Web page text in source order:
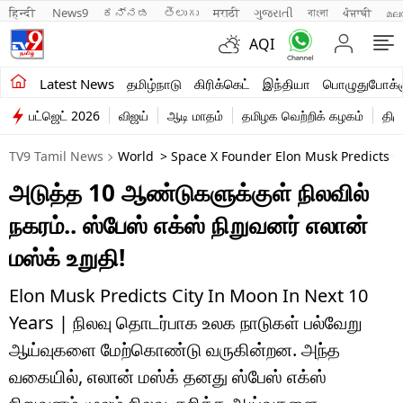
हिन्दी News9 ಕನ್ನಡ తెలుగు मराठी ગુજરાતી বাংলা ਪੰਜਾਬੀ
AQI
Latest News தமிழ்நாடு கிரிக்கெட் இந்தியா
சமீபத்திய செய்திகள்
தமிழ்நாடு
இந்தியா
உலகம்
விளையாட்டு
பொழுதுபோக்கு
லைஃப்ஸ்டைல்
வணிகம்
பட்ஜெட் 2026 விஜய் ஆடி மாதம் தமிழக வெற்றிக் கழகம்
TV9 Tamil News World > Space X Founder Elon Musk Predicts
அடுத்த 10 ஆண்டுகளுக்குள் நிலவில்
நகரம்.. ஸ்பேஸ் எக்ஸ் நிறுவனர் எலான்
மஸ்க் உறுதி!
Elon Musk Predicts City In Moon In Next 10
Years | நிலவு தொடர்பாக உலக நாடுகள் பல்வேறு
ஆய்வுகளை மேற்கொண்டு வருகின்றன. அந்த
வகையில், எலான் மஸ்க் தனது ஸ்பேஸ் எக்ஸ்